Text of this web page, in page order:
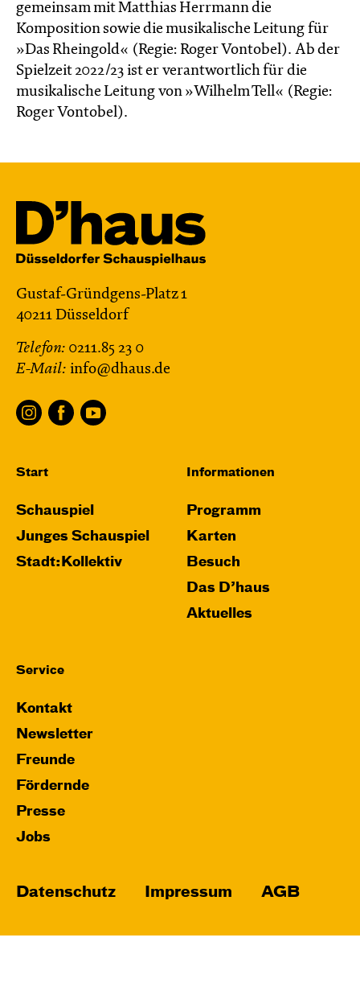
gemeinsam mit Matthias Herrmann die
Komposition sowie die musikalische Leitung für
»Das Rheingold« (Regie: Roger Vontobel). Ab der
Spielzeit 2022/23 ist er verantwortlich für die
musikalische Leitung von »Wilhelm Tell« (Regie:
Roger Vontobel).
Gustaf-Gründgens-Platz 1
40211 Düsseldorf
Telefon: 0211.85 23 0
E-Mail: info@dhaus.de
Start
Schauspiel
Junges Schauspiel
Stadt:Kollektiv
Informationen
Programm
Karten
Besuch
Das D’haus
Aktuelles
Service
Kontakt
Newsletter
Freunde
Fördernde
Presse
Jobs
Datenschutz Impressum AGB